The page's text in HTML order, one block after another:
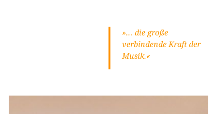
»… die große
verbindende Kraft der
Musik.«